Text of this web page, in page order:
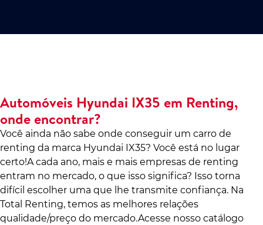
Automóveis Hyundai IX35 em Renting,
onde encontrar?
Você ainda não sabe onde conseguir um carro de
renting da marca Hyundai IX35? Você está no lugar
certo!A cada ano, mais e mais empresas de renting
entram no mercado, o que isso significa? Isso torna
difícil escolher uma que lhe transmite confiança. Na
Total Renting, temos as melhores relações
qualidade/preço do mercado.Acesse nosso catálogo